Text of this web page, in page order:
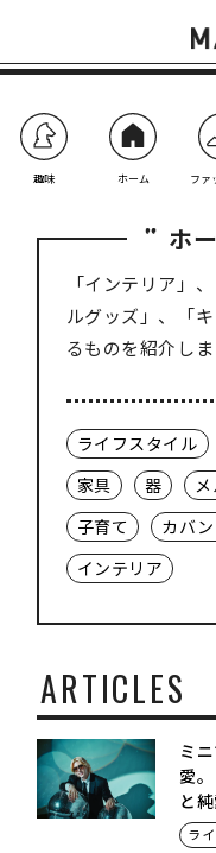
趣味 ホーム ファ
ホ
「インテリア」
ルグッズ」、「
るものを紹介しま
ライフスタイル
家具
器
子育て
カバ
インテリア
ARTICLES
ミ
愛
と
ラ